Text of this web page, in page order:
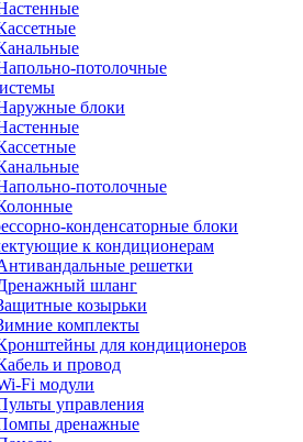
потолочные
блоки
потолочные
конденсаторные блоки
к кондиционерам
решетки
шланг
козырьки
комплекты
для кондиционеров
и провод
Fi модули
управления
дренажные